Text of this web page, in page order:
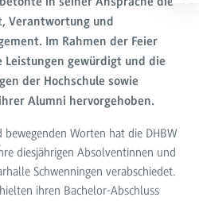
Verantwortung und
Im Rahmen der Feier
Leistungen gewürdigt und die
der Hochschule sowie
Alumni hervorgehoben.
Worten hat die DHBW
diesjährigen Absolventinnen und
Schwenningen verabschiedet.
ihren Bachelor-Abschluss